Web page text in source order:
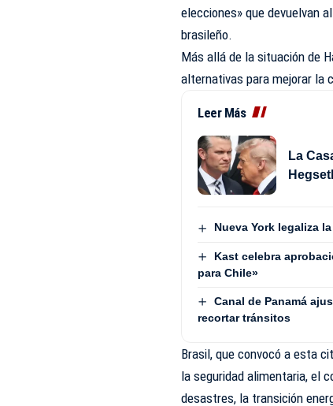
elecciones» que devuelvan
brasileño.
Más allá de la situación de
alternativas para mejorar la
Leer Más
La
Nueva York legaliza
Kast celebra
para Chile»
Canal de Panamá
recortar tránsitos
Brasil, que convocó a esta
la seguridad alimentaria, el
desastres, la transición